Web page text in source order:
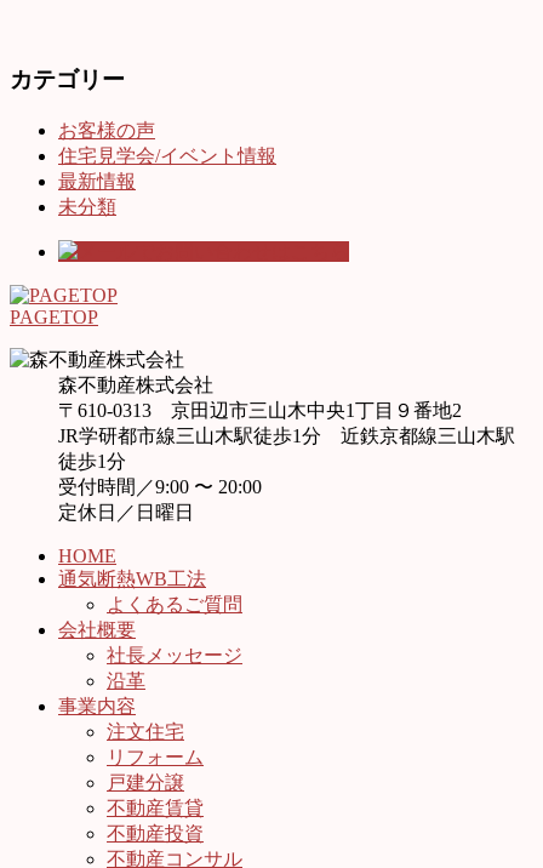
カテゴリー
お客様の声
住宅見学会/イベント情報
最新情報
未分類
PAGETOP
森不動産株式会社
〒610-0313 京田辺市三山木中央1丁目９番地2
JR学研都市線三山木駅徒歩1分 近鉄京都線三山木駅
徒歩1分
受付時間／9:00 〜 20:00
定休日／日曜日
HOME
通気断熱WB工法
よくあるご質問
会社概要
社長メッセージ
沿革
事業内容
注文住宅
リフォーム
戸建分譲
不動産賃貸
不動産投資
不動産コンサル